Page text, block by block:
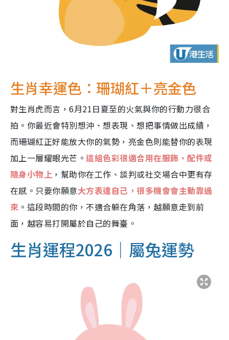
生肖幸運色：珊瑚紅＋亮金色
對生肖虎而言，6月21日夏至的火氣與你的行動力很合
拍。你最近會特別想沖、想表現、想把事情做出成績，
而珊瑚紅正好能放大你的氣勢，亮金色則能替你的表現
加上一層耀眼光芒。這組色彩很適合用在服飾、配件或
隨身小物上 ，幫助你在工作、談判或社交場合中更有存
在感。只要你願意大方表達自己，很多機會會主動靠過
來 。這段時間的你，不適合躲在角落，越願意走到前
面，越容易打開屬於自己的舞臺。
生肖運程2026｜屬兔運勢